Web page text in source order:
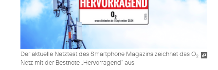
Der aktuelle Netztest des Smartphone Magazins zeichnet das O2
Netz mit der Bestnote „Hervorragend“ aus